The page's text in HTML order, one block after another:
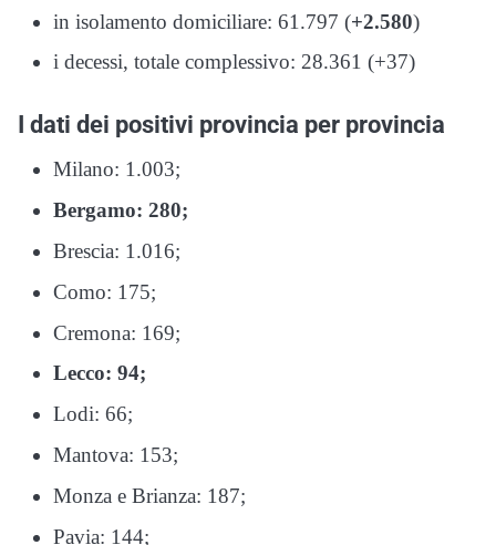
in isolamento domiciliare: 61.797 (+2.580)
i decessi, totale complessivo: 28.361 (+37)
I dati dei positivi provincia per provincia
Milano: 1.003;
Bergamo: 280;
Brescia: 1.016;
Como: 175;
Cremona: 169;
Lecco: 94;
Lodi: 66;
Mantova: 153;
Monza e Brianza: 187;
Pavia: 144;